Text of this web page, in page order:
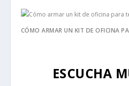
CÓMO ARMAR UN KIT DE OFICINA
ESCUCHA